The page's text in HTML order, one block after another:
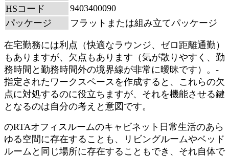
HSコード
9403400090
パッケージ
フラットまたは組み立てパッケージ
在宅勤務には利点（快適なラウンジ、ゼロ距離通勤）
もありますが、欠点もあります（気が散りやすく、勤
務時間と勤務時間外の境界線が非常に曖昧です）。-
指定されたワークスペースを作成すると、これらの欠
点に対処するのに役立ちますが、それを機能させる鍵
となるのは自分の考えと意図です。
のRTAオフィスルームのキャビネット 日常生活のあら
ゆる空間に存在することも、リビングルームやベッド
ルームと同じ場所に存在することもでき、それ自体で